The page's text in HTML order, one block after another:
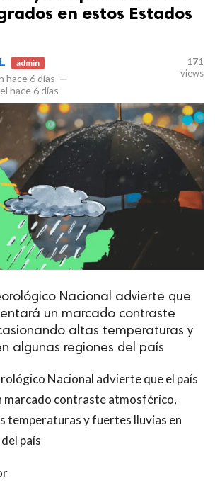
en estos Estados
admin
hace 6 días —
hace 6 días
171
views
Nacional advierte que
un marcado contraste
altas temperaturas y
algunas regiones del país
Nacional advierte que el país
marcado contraste atmosférico,
temperaturas y fuertes lluvias en
país